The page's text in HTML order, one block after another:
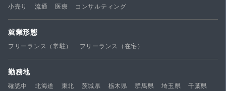
小売り
流通 医療 コンサルティング
就業形態
フリーランス（常駐） フリーランス（在宅）
勤務地
確認中 北海道 東北 茨城県 栃木県 群馬県 埼玉県
千葉県